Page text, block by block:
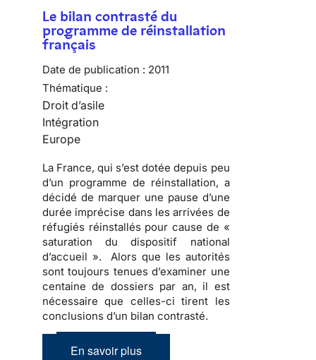
Le bilan contrasté du
programme de réinstallation
français
Date de publication : 2011
Thématique :
Droit d’asile
Intégration
Europe
La France, qui s’est dotée depuis peu
d’un programme de réinstallation, a
décidé de marquer une pause d’une
durée imprécise dans les arrivées de
réfugiés réinstallés pour cause de «
saturation du dispositif national
d’accueil ». Alors que les autorités
sont toujours tenues d’examiner une
centaine de dossiers par an, il est
nécessaire que celles-ci tirent les
conclusions d’un bilan contrasté.
En savoir plus